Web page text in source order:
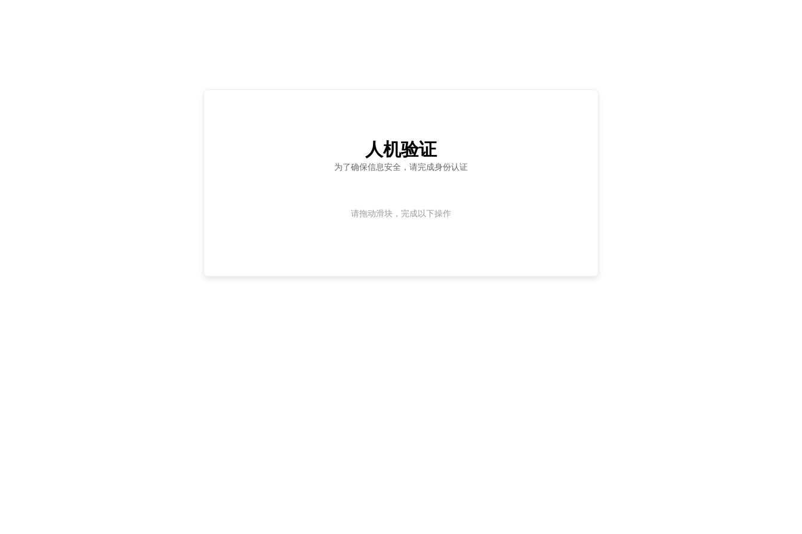
人机验证
为了确保信息安全，请完成身份认证
请拖动滑块，完成以下操作